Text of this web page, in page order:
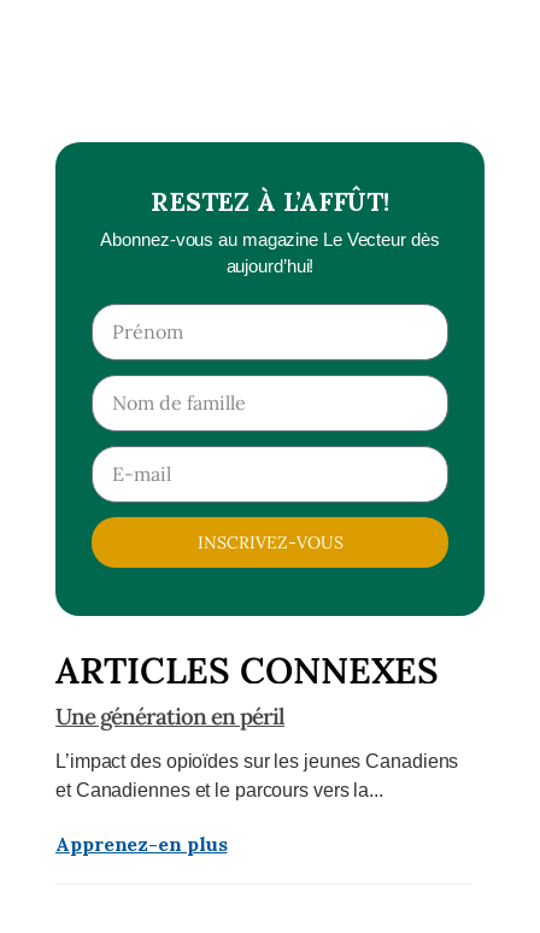
RESTEZ À L’AFFÛT!
Abonnez-vous au magazine Le Vecteur dès
aujourd’hui!
INSCRIVEZ-VOUS
ARTICLES CONNEXES
Une génération en péril
L’impact des opioïdes sur les jeunes Canadiens
et Canadiennes et le parcours vers la...
Apprenez-en plus